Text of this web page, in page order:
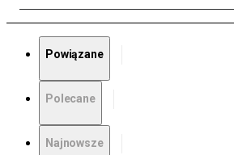
Powiązane
Polecane
Najnowsze